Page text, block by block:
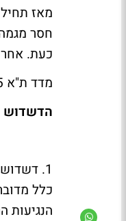
חסר
כעת.
מדד ת"א 35
הדשדוש
1.
כלל
הנגיעות